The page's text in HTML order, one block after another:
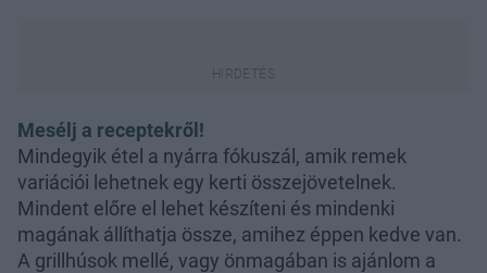
Mesélj a receptekről!
Mindegyik étel a nyárra fókuszál, amik remek
variációi lehetnek egy kerti összejövetelnek.
Mindent előre el lehet készíteni és mindenki
magának állíthatja össze, amihez éppen kedve van.
A grillhúsok mellé, vagy önmagában is ajánlom a